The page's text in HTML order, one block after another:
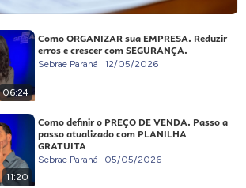
06:24
Como ORGANIZAR sua EMPRESA. Reduzir
erros e crescer com SEGURANÇA.
Sebrae Paraná 12/05/2026
11:20
Como definir o PREÇO DE VENDA. Passo a
passo atualizado com PLANILHA
GRATUITA
Sebrae Paraná 05/05/2026